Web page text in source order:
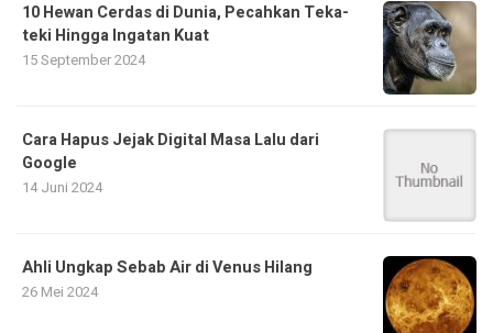
10 Hewan Cerdas di Dunia, Pecahkan Teka-
teki Hingga Ingatan Kuat
15 September 2024
Cara Hapus Jejak Digital Masa Lalu dari
Google
14 Juni 2024
Ahli Ungkap Sebab Air di Venus Hilang
26 Mei 2024